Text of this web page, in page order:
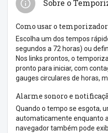
Sobre o
Como usar o
Escolha um dos tempos
segundos a 72 horas) ou
Nos links prontos, o
pronto para iniciar, com
gauges circulares de horas,
Alarme sonoro e
Quando o tempo se esgota,
automaticamente enquanto
navegador também pode